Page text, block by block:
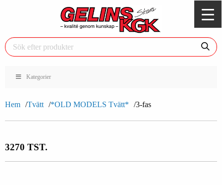
Kategorier
Hem Tvätt *OLD MODELS Tvätt* 3-fas
3270 TST.